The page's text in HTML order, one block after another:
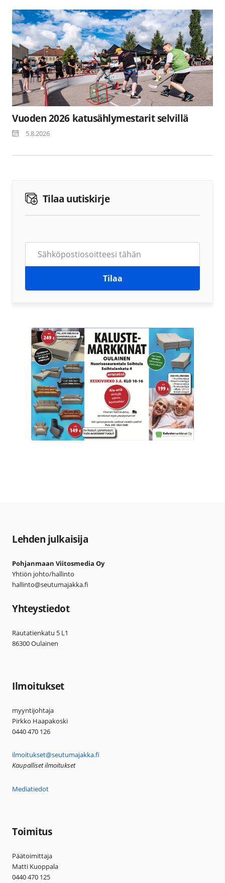
Vuoden 2026 katusählymestarit selvillä
5.8.2026
Tilaa uutiskirje
Tilaa
Lehden julkaisija
Pohjanmaan Viitosmedia Oy
Yhtiön johto/hallinto
hallinto@seutumajakka.fi
Yhteystiedot
Rautatienkatu 5 L1
86300 Oulainen
Ilmoitukset
myyntijohtaja
Pirkko Haapakoski
0440 470 126
ilmoitukset@seutumajakka.fi
Kaupalliset ilmoitukset
Mediatiedot
Toimitus
Päätoimittaja
Matti Kuoppala
0440 470 125